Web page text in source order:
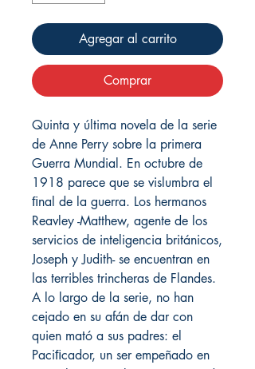
Agregar al carrito
Comprar
Quinta y última novela de la serie
de Anne Perry sobre la primera
Guerra Mundial. En octubre de
1918 parece que se vislumbra el
ﬁnal de la guerra. Los hermanos
Reavley -Matthew, agente de los
servicios de inteligencia británicos,
Joseph y Judith- se encuentran en
las terribles trincheras de Flandes.
A lo largo de la serie, no han
cejado en su afán de dar con
quien mató a sus padres: el
Paciﬁcador, un ser empeñado en